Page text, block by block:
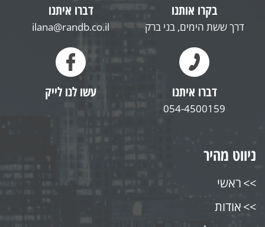
בקרו אותנו
דרך ששת הימים, בני ברק
דברו איתנו
ilana@randb.co.il
דברו איתנו
054-4500159
עשו לנו לייק
ניווט מהיר
ראשי
אודות